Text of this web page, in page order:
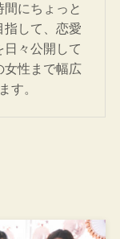
にちょっと
指して、恋愛
日々公開して
女性まで幅広
す。